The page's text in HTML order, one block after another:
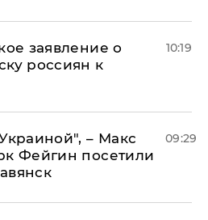
заявление о
россиян к
10:19
– Макс
Фейгин посетили
09:29